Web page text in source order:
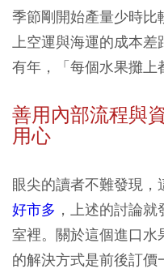
季節剛開始產量少時比
上空運與海運的成本差
有年，「每個水果攤上
善用內部流程與
用心
眼尖的讀者不難發現
好市多 ，上述的討論
室裡。關於這個進口水
的解決方式是前後訂